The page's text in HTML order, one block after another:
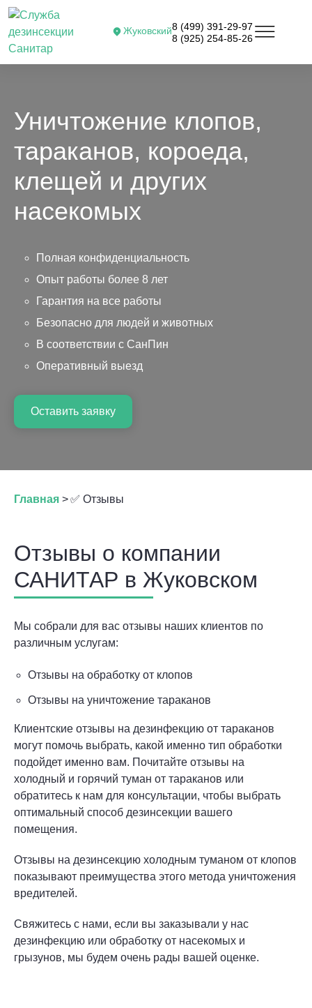
Жуковский8 (499) 391-29-97
8 (925) 254-85-26
Уничтожение клопов,
тараканов, короеда,
клещей и других
насекомых
Полная конфиденциальность
Опыт работы более 8 лет
Гарантия на все работы
Безопасно для людей и животных
В соответствии с СанПин
Оперативный выезд
Оставить заявку
Главная >✅ Отзывы
Отзывы о компании
САНИТАР в Жуковском
Мы собрали для вас отзывы наших клиентов по
различным услугам:
Отзывы на обработку от клопов
Отзывы на уничтожение тараканов
Клиентские отзывы на дезинфекцию от тараканов
могут помочь выбрать, какой именно тип обработки
подойдет именно вам. Почитайте отзывы на
холодный и горячий туман от тараканов или
обратитесь к нам для консультации, чтобы выбрать
оптимальный способ дезинсекции вашего
помещения.
Отзывы на дезинсекцию холодным туманом от клопов
показывают преимущества этого метода уничтожения
вредителей.
Свяжитесь с нами, если вы заказывали у нас
дезинфекцию или обработку от насекомых и
грызунов, мы будем очень рады вашей оценке.